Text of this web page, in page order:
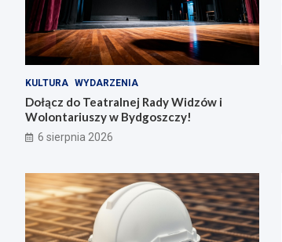
KULTURA WYDARZENIA
Dołącz do Teatralnej Rady Widzów i
Wolontariuszy w Bydgoszczy!
6 sierpnia 2026